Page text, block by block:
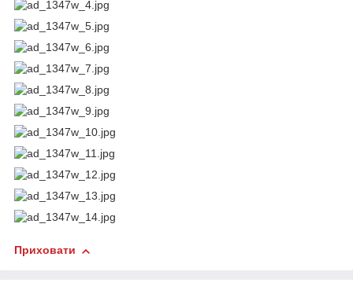
Приховати